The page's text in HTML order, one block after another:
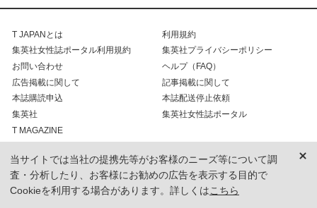
T JAPANとは
利用規約
集英社女性誌ポータル利用規約
集英社プライバシーポリシー
お問い合わせ
ヘルプ（FAQ）
広告掲載に関して
記事掲載に関して
本誌購読申込
本誌配送停止依頼
集英社
集英社女性誌ポータル
T MAGAZINE
COPYRIGHT INFORMATION
T, The New York Times Style Magazine, and the T logo are trademarks of The New York
当サイトでは当社の提携先等がお客様のニーズ等について調
査・分析したり、お客様にお勧めの広告を表示する目的で
Cookieを利用する場合があります。詳しくはこちら